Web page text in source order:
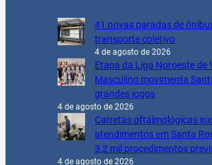
41 novas paradas de
transporte coletivo
4 de agosto de 2026
Etapa da Liga Noroeste de
Masculino movimenta
grandes jogos
4 de agosto de 2026
Carretas oftalmológicas
atendimentos em Santa
3,2 mil procedimentos
4 de agosto de 2026